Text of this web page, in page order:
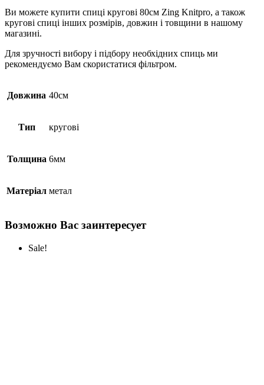
Ви можете купити спиці кругові 80см Zing Knitpro, а також
кругові спиці інших розмірів, довжин і товщини в нашому
магазині.
Для зручності вибору і підбору необхідних спиць ми
рекомендуємо Вам скористатися фільтром.
Довжина 40см
Тип кругові
Толщина 6мм
Матеріал метал
Возможно Вас заинтересует
Sale!